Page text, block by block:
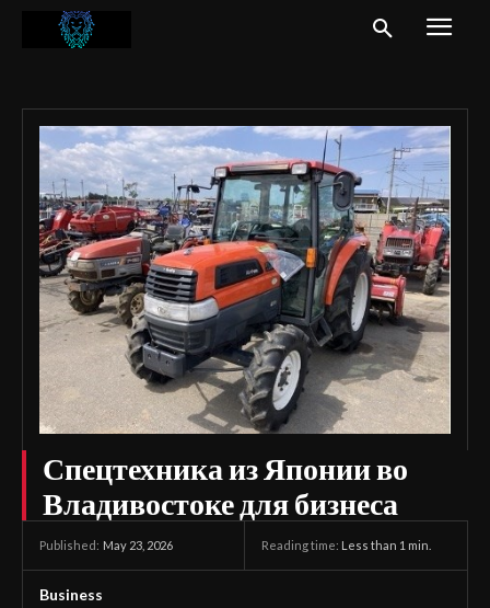
Спецтехника из Японии во
Владивостоке для бизнеса
Published: May 23, 2026 Reading time: Less than 1 min.
Business